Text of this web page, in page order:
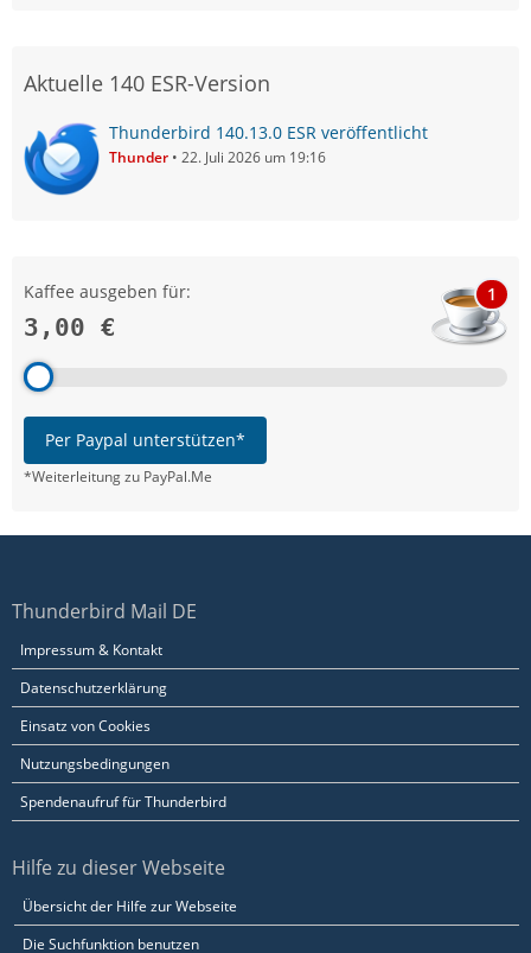
Aktuelle 140 ESR-Version
Thunderbird 140.13.0 ESR veröffentlicht
Thunder 22. Juli 2026 um 19:16
Kaffee ausgeben für:
3,00 €
1
Per Paypal unterstützen*
*Weiterleitung zu PayPal.Me
Thunderbird Mail DE
Impressum & Kontakt
Datenschutzerklärung
Einsatz von Cookies
Nutzungsbedingungen
Spendenaufruf für Thunderbird
Hilfe zu dieser Webseite
Übersicht der Hilfe zur Webseite
Die Suchfunktion benutzen